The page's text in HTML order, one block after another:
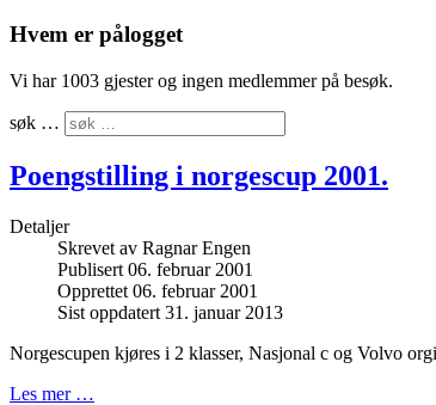
Hvem er pålogget
Vi har 1003 gjester og ingen medlemmer på besøk.
søk …
Poengstilling i norgescup 2001.
Detaljer
Skrevet av Ragnar Engen
Publisert 06. februar 2001
Opprettet 06. februar 2001
Sist oppdatert 31. januar 2013
Norgescupen kjøres i 2 klasser, Nasjonal c og Volvo
Les mer …